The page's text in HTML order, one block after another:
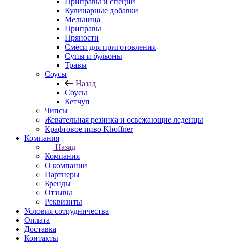
Кулинарные добавки
Мельница
Приправы
Пряности
Смеси для приготовления
Супы и бульоны
Травы
Соусы
Назад
Соусы
Кетчуп
Чипсы
Жевательная резинка и освежающие леденцы
Крафтовое пиво Khoffner
Компания
Назад
Компания
О компании
Партнеры
Бренды
Отзывы
Реквизиты
Условия сотрудничества
Оплата
Доставка
Контакты